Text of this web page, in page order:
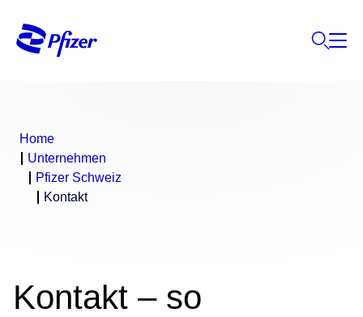
Home
Unternehmen
Pfizer Schweiz
Kontakt
Kontakt – so